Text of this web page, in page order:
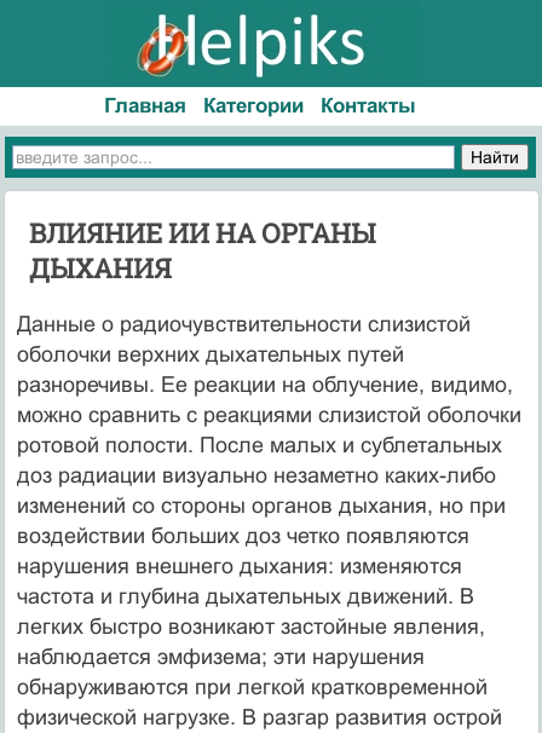
Главная Категории Контакты
ВЛИЯНИЕ ИИ НА ОРГАНЫ
ДЫХАНИЯ
Данные о радиочувствительности слизистой
оболочки верхних дыхательных путей
разноречивы. Ее реакции на облучение, види­мо,
можно сравнить с реакциями слизистой оболочки
ротовой по­лости. После малых и сублетальных
доз радиации визуально неза­метно каких-либо
изменений со стороны органов дыхания, но при
воздействии больших доз четко появляются
нарушения внешнего дыхания: изменяются
частота и глубина дыхательных движений. В
легких быстро возникают застойные явления,
наблюдается эмфизе­ма; эти нарушения
обнаруживаются при легкой кратковременной
физической нагрузке. В разгар развития острой